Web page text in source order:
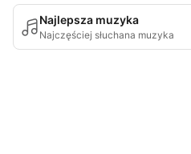
Najlepsza muzyka
Najczęściej słuchana muzyka